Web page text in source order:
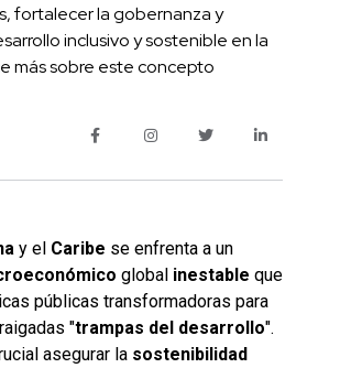
fortalecer la gobernanza y
inclusivo y sostenible en la
más sobre este concepto
y el Caribe se enfrenta a un
global inestable que
públicas transformadoras para
"trampas del desarrollo".
asegurar la sostenibilidad